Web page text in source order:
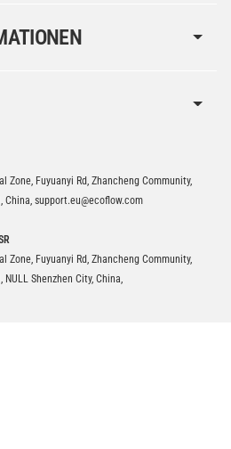
Zone, Fuyuanyi Rd, Zhancheng Community,
China, support.eu@ecoflow.com
Zone, Fuyuanyi Rd, Zhancheng Community,
Shenzhen City, China,